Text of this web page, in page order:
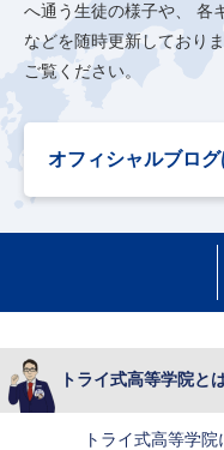
へ通う生徒の様子や、
各
などを随時更新しておりま
ご覧ください。
オフィシャルブログ
トライ式高等学院と
トライ式高等学院